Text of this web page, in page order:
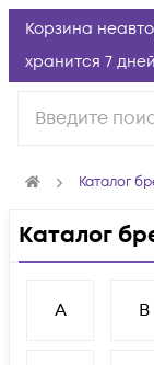
Корзина
хранится 7
Каталог
Каталог
A B